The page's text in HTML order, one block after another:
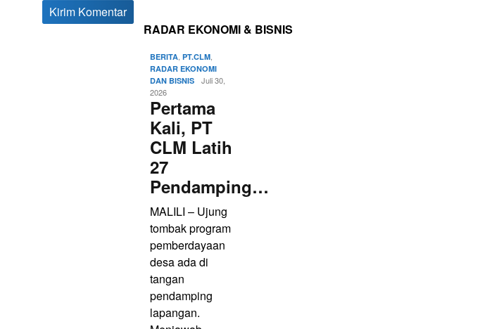
RADAR EKONOMI & BISNIS
BERITA,PT.CLM,
RADAR EKONOMI
DAN BISNIS
Juli 30,
2026
Pertama
Kali, PT
CLM Latih
27
Pendamping…
MALILI – Ujung
tombak program
pemberdayaan
desa ada di
tangan
pendamping
lapangan.